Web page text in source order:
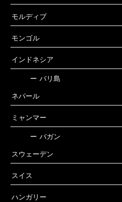
モルディブ
モンゴル
インドネシア
ー バリ島
ネパール
ミャンマー
ー バガン
スウェーデン
スイス
ハンガリー